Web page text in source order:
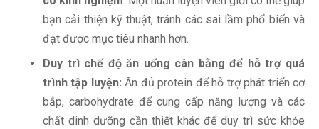
bạn cải thiện kỹ thuật, tránh các sai lầm phổ biến và
đạt được mục tiêu nhanh hơn.
Duy trì chế độ ăn uống cân bằng để hỗ trợ quá
trình tập luyện: Ăn đủ protein để hỗ trợ phát triển cơ
bắp, carbohydrate để cung cấp năng lượng và các
chất dinh dưỡng cần thiết khác để duy trì sức khỏe